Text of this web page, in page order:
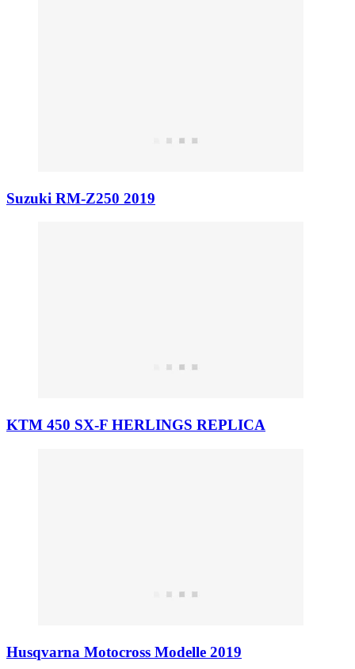
Suzuki RM-Z250 2019
KTM 450 SX-F HERLINGS REPLICA
Husqvarna Motocross Modelle 2019